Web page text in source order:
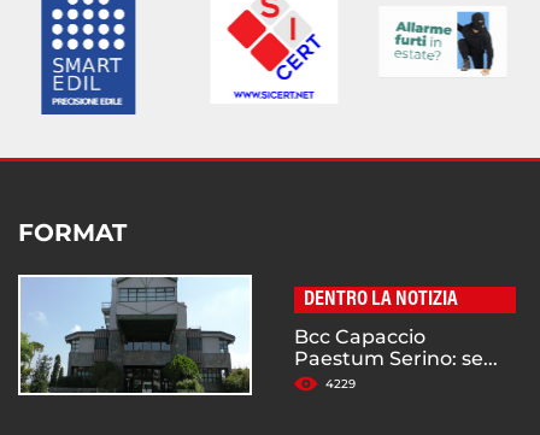
FORMAT
DENTRO LA NOTIZIA
Bcc Capaccio
Paestum Serino: se...
4229